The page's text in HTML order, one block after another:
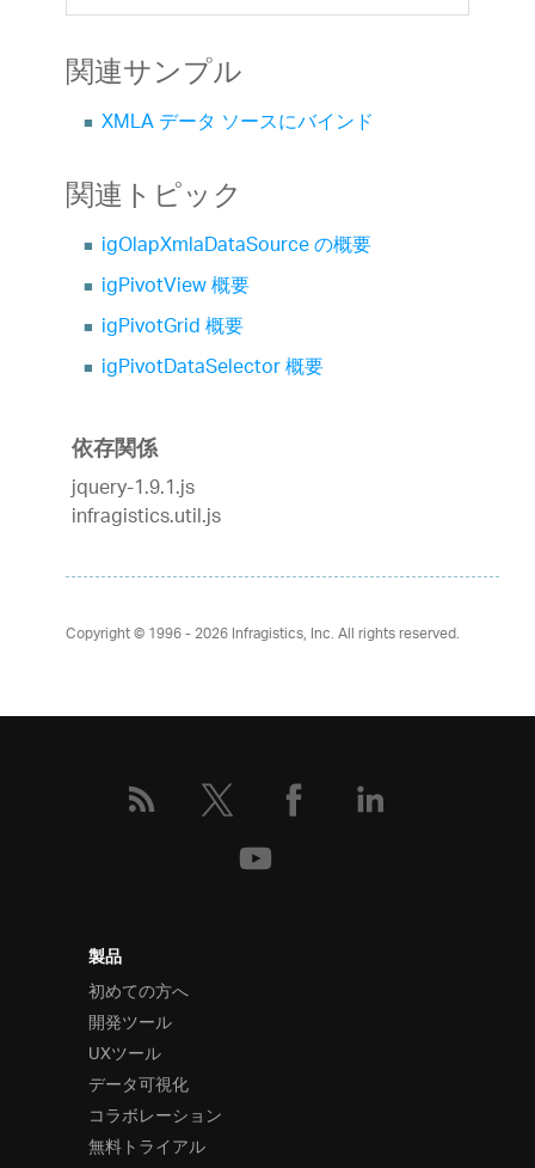
関連サンプル
XMLA データ ソースにバインド
関連トピック
igOlapXmlaDataSource の概要
igPivotView 概要
igPivotGrid 概要
igPivotDataSelector 概要
依存関係
jquery-1.9.1.js
infragistics.util.js
Copyright © 1996 - 2026Infragistics, Inc. All rights reserved.
製品
初めての方へ
開発ツール
UXツール
データ可視化
コラボレーション
無料トライアル